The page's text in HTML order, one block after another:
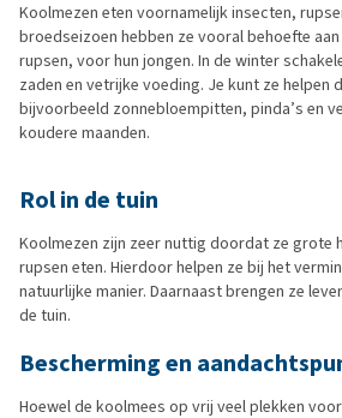
Koolmezen eten voornamelijk insecten,
broedseizoen hebben ze vooral behoefte
rupsen, voor hun jongen. In de winter
zaden en vetrijke voeding. Je kunt ze helpen
bijvoorbeeld zonnebloempitten, pinda’s en
koudere maanden.
Rol in de tuin
Koolmezen zijn zeer nuttig doordat ze grote
rupsen eten. Hierdoor helpen ze bij het
natuurlijke manier. Daarnaast brengen ze
de tuin.
Bescherming en
Hoewel de koolmees op vrij veel plekken